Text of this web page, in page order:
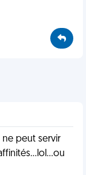
peut servir